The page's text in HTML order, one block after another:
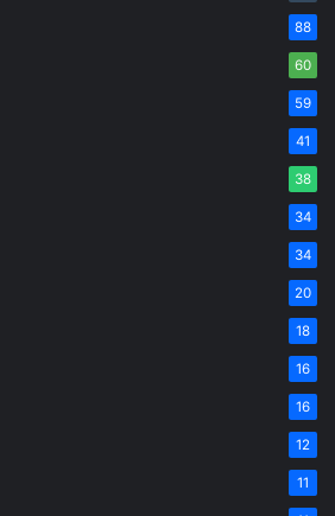
88
60
59
41
38
34
34
20
18
16
16
12
11